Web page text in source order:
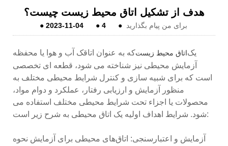
هدف از تشکیل اتاق محیط زیست چیست؟
●2023-11-04 ●4 ● برای من پیام بگذارید
یکاتاق محیط زیستکه به عنوان اتاقک آب و هوا یا محفظه
آزمایش محیطی نیز شناخته می شود، قطعه ای تخصصی
است که برای شبیه سازی و کنترل شرایط محیطی مختلف به
منظور آزمایش و ارزیابی رفتار، عملکرد و دوام مواد،
محصولات یا اجزاء تحت شرایط محیطی مختلف استفاده می
شود. شرایط اهداف اولیه یک اتاق محیطی به شرح زیر است:
آزمایش و اعتبارسنجی: اتاق‌های محیطی برای آزمایش نحوه